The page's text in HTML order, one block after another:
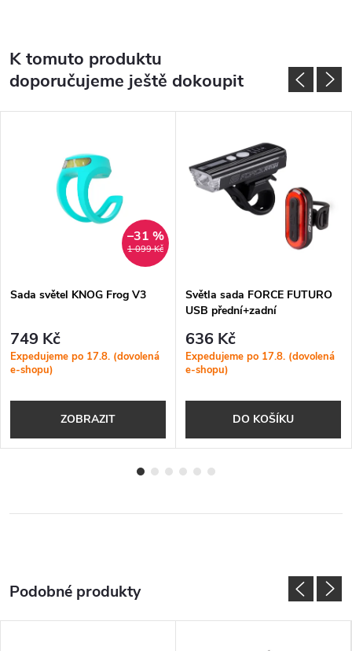
K tomuto produktu
doporučujeme ještě dokoupit
1 099 Kč
–31 %
Sada světel KNOG Frog V3
749 Kč
Expedujeme po 17.8. (dovolená
e-shopu)
ZOBRAZIT
Světla sada FORCE FUTURO
USB přední+zadní
636 Kč
Expedujeme po 17.8. (dovolená
e-shopu)
DO KOŠÍKU